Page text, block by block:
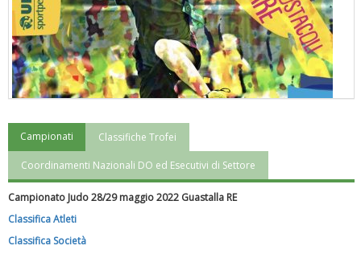
"Superare gli ostacoli": la relazione di Tiziano Pesce al CN Uisp
Campionati Classifiche Trofei
Coordinamenti Nazionali DO ed Esecutivi di Settore
Campionato Judo 28/29 maggio 2022 Guastalla RE
Classifica Atleti
Classifica Società